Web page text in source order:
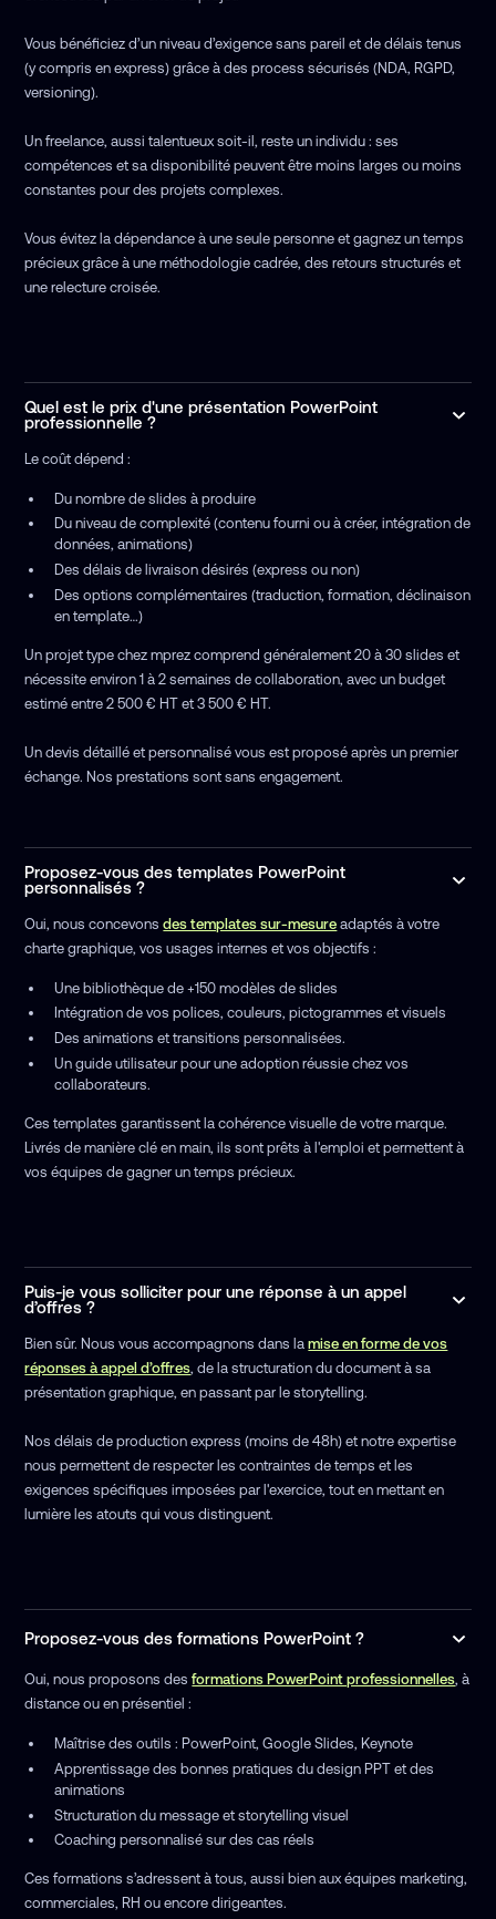
Vous bénéficiez d’un niveau d’exigence sans pareil et de délais tenus
(y compris en express) grâce à des process sécurisés (NDA, RGPD,
versioning).
Un freelance, aussi talentueux soit-il, reste un individu : ses
compétences et sa disponibilité peuvent être moins larges ou moins
constantes pour des projets complexes.
Vous évitez la dépendance à une seule personne et gagnez un temps
précieux grâce à une méthodologie cadrée, des retours structurés et
une relecture croisée.
Quel est le prix d'une présentation PowerPoint
professionnelle ?
Le coût dépend :
Du nombre de slides à produire
Du niveau de complexité (contenu fourni ou à créer, intégration de
données, animations)
Des délais de livraison désirés (express ou non)
Des options complémentaires (traduction, formation, déclinaison
en template…)
Un projet type chez mprez comprend généralement 20 à 30 slides et
nécessite environ 1 à 2 semaines de collaboration, avec un budget
estimé entre 2 500 € HT et 3 500 € HT.
Un devis détaillé et personnalisé vous est proposé après un premier
échange. Nos prestations sont sans engagement.
Proposez-vous des templates PowerPoint
personnalisés ?
Oui, nous concevonsdes templates sur-mesure adaptés à votre
charte graphique, vos usages internes et vos objectifs :
Une bibliothèque de +150 modèles de slides
Intégration de vos polices, couleurs, pictogrammes et visuels
Des animations et transitions personnalisées.
Un guide utilisateur pour une adoption réussie chez vos
collaborateurs.
Ces templates garantissent la cohérence visuelle de votre marque.
Livrés de manière clé en main, ils sont prêts à l'emploi et permettent à
vos équipes de gagner un temps précieux.
Puis-je vous solliciter pour une réponse à un appel
d’offres ?
Bien sûr. Nous vous accompagnons dans lamise en forme de vos
réponses à appel d’offres, de la structuration du document à sa
présentation graphique, en passant par le storytelling.
Nos délais de production express (moins de 48h) et notre expertise
nous permettent de respecter les contraintes de temps et les
exigences spécifiques imposées par l'exercice, tout en mettant en
lumière les atouts qui vous distinguent.
Proposez-vous des formations PowerPoint ?
Oui, nous proposons desformations PowerPoint professionnelles, à
distance ou en présentiel :
Maîtrise des outils : PowerPoint, Google Slides, Keynote
Apprentissage des bonnes pratiques du design PPT et des
animations
Structuration du message et storytelling visuel
Coaching personnalisé sur des cas réels
Ces formations s’adressent à tous, aussi bien aux équipes marketing,
commerciales, RH ou encore dirigeantes.